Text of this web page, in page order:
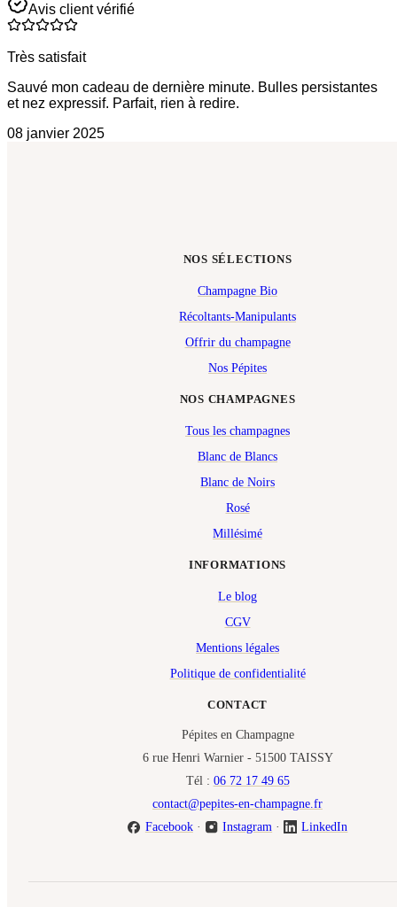
Avis client vérifié
Très satisfait
Sauvé mon cadeau de dernière minute. Bulles persistantes
et nez expressif. Parfait, rien à redire.
08 janvier 2025
NOS CHAMPAGNES
Tous les champagnes
Blanc de Blancs
Blanc de Noirs
Rosé
Millésimé
NOS SÉLECTIONS
Champagne Bio
Récoltants-Manipulants
Offrir du champagne
Nos Pépites
INFORMATIONS
Le blog
CGV
Mentions légales
Politique de confidentialité
CONTACT
Pépites en Champagne
6 rue Henri Warnier - 51500 TAISSY
Tél : 06 72 17 49 65
contact@pepites-en-champagne.fr
Facebook· Instagram · LinkedIn